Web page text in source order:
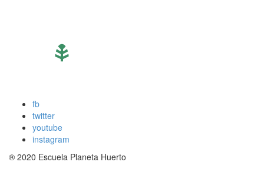
fb
twitter
youtube
instagram
® 2020 Escuela Planeta Huerto